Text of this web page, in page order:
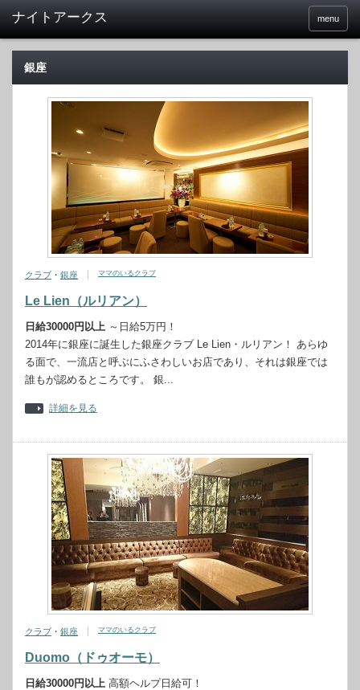
menu
銀座
クラブ ・ 銀座 ママのいるクラブ
Le Lien（ルリアン）
日給30000円以上 ～日給5万円！
2014年に銀座に誕生した銀座クラブ Le Lien・ルリアン！ あらゆ
る面で、一流店と呼ぶにふさわしいお店であり、それは銀座では
誰もが認めるところです。 銀...
詳細を見る
クラブ ・ 銀座 ママのいるクラブ
Duomo（ドゥオーモ）
日給30000円以上 高額ヘルプ日給可！